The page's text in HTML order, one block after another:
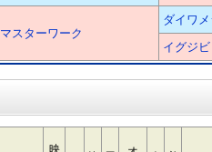
マスターワーク
ダイワ
イグジ
映